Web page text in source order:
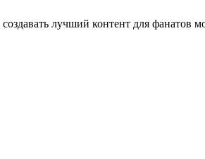
лучший контент для фанатов